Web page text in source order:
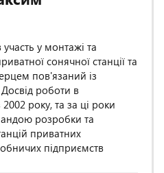
у монтажі та
сонячної станції та
пов'язаний із
роботи в
2002 року, та за ці роки
розробки та
приватних
підприємств